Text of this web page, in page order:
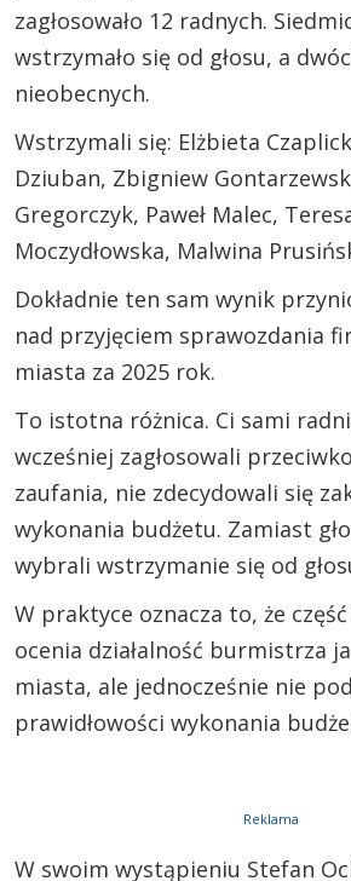
zagłosowało 12 radnych.
wstrzymało się od głosu, a
nieobecnych.
Wstrzymali się: Elżbieta
Dziuban, Zbigniew
Gregorczyk, Paweł Malec,
Moczydłowska, Malwina
Dokładnie ten sam wynik
nad przyjęciem sprawozdania
miasta za 2025 rok.
To istotna różnica. Ci sami
wcześniej zagłosowali
zaufania, nie zdecydowali się
wykonania budżetu. Zamiast
wybrali wstrzymanie się od
W praktyce oznacza to, że
ocenia działalność burmistrza
miasta, ale jednocześnie nie
prawidłowości wykonania
Reklama
W swoim wystąpieniu Stefan